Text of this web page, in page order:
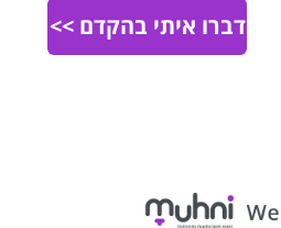
דברו איתי בהקדם >>